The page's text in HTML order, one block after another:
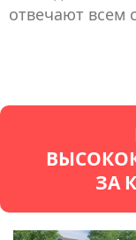
отвечают всем
ЗА